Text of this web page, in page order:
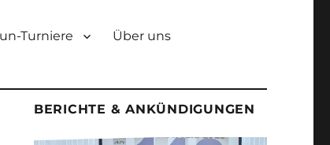
Turniere Über uns
BERICHTE & ANKÜNDIGUNGEN